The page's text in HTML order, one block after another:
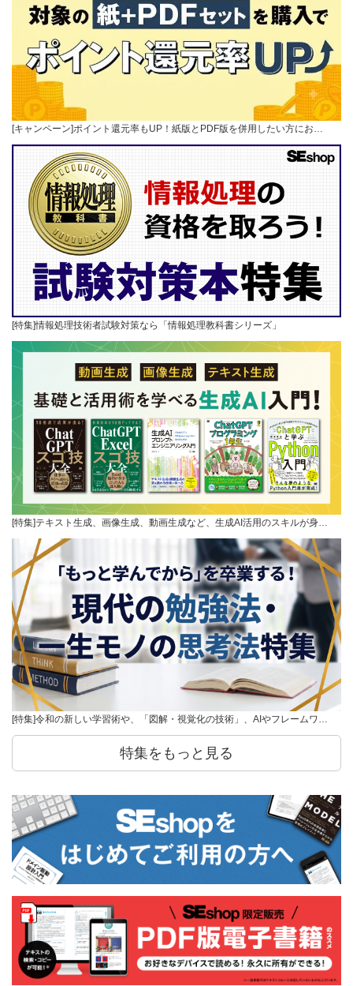
[キャンペーン]ポイント還元率もUP！紙版とPDF版を併用したい方にお…
[特集]情報処理技術者試験対策なら「情報処理教科書シリーズ」
[特集]テキスト生成、画像生成、動画生成など、生成AI活用のスキルが身…
[特集]令和の新しい学習術や、「図解・視覚化の技術」、AIやフレームワ…
特集をもっと見る